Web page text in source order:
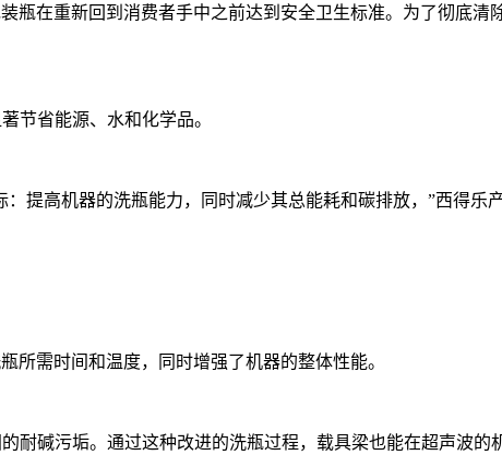
在重新回到消费者手中之前达到安全卫生标准。为了彻底清
节省能源、水和化学品。
高机器的洗瓶能力，同时减少其总能耗和碳排放，”西得乐产
所需时间和温度，同时增强了机器的整体性能。
耐碱污垢。通过这种改进的洗瓶过程，载具梁也能在超声波